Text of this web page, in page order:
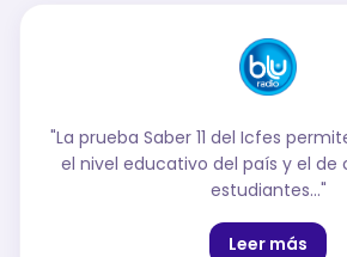
"La prueba Saber 11 del Icfes
el nivel educativo del país y el de
estudiantes…"
Leer más